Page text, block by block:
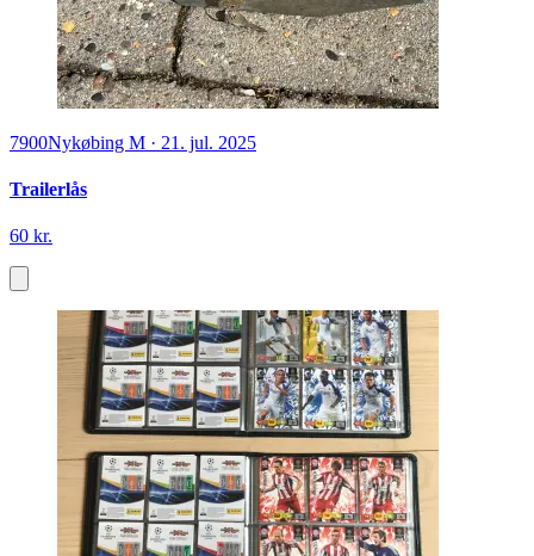
7900Nykøbing M · 21. jul. 2025
Trailerlås
60 kr.